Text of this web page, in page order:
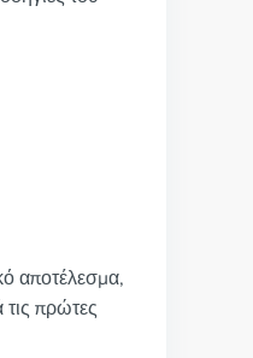
αποτέλεσμα,
πρώτες